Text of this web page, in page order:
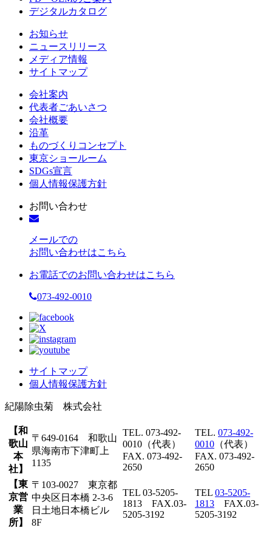
デジタルカタログ
お知らせ
ニュースリリース
メディア情報
サイトマップ
会社案内
代表者ごあいさつ
会社概要
沿革
ものづくりコンセプト
東京ショールーム
SDGs宣言
個人情報保護方針
お問い合わせ
メールでの
お問い合わせはこちら
お電話でのお問い合わせはこちら
073-492-0010
サイトマップ
個人情報保護方針
紀陽除虫菊 株式会社
【和
歌山
本
社】
〒649-0164 和歌山
県海南市下津町上
1135
TEL. 073-492-
0010（代表）
FAX. 073-492-
2650
TEL. 073-492-
0010 （代表）
FAX. 073-492-
2650
【東
京営
業
所】
〒103-0027 東京都
中央区日本橋 2-3-6
日土地日本橋ビル
8F
TEL 03-5205-
1813 FAX.03-
5205-3192
TEL 03-5205-
1813 FAX.03-
5205-3192